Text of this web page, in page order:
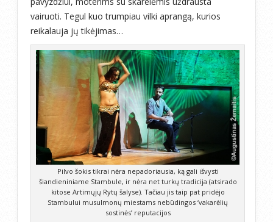
vairuoti. Tegul kuo trumpiau vilki aprangą, kurios
reikalauja jų tikėjimas…
Pilvo šokis tikrai nėra nepadoriausia, ką gali išvysti
šiandieniniame Stambule, ir nėra net turkų tradicija (atsirado
kitose Artimųjų Rytų šalyse). Tačiau jis taip pat pridėjo
Stambului musulmonų miestams nebūdingos ‘vakarėlių
sostinės’ reputacijos